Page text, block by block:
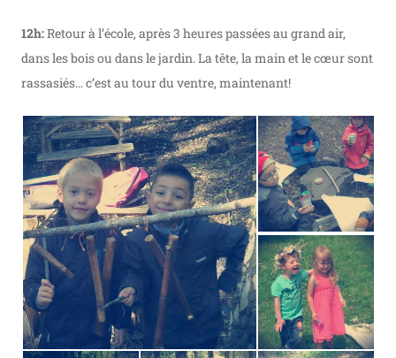
12h:Retour à l’école, après 3 heures passées au grand air,
dans les bois ou dans le jardin. La tête, la main et le cœur sont
rassasiés… c’est au tour du ventre, maintenant!